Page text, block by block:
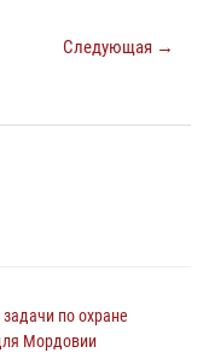
Следующая →
по охране
Мордовии